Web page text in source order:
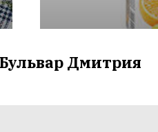
Дмитрия